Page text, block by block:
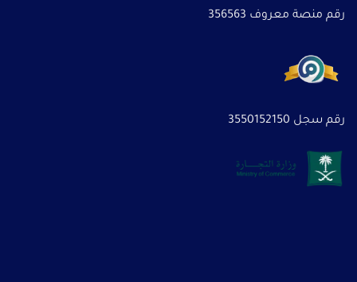
رقم منصة معروف 356563
رقم سجل 3550152150